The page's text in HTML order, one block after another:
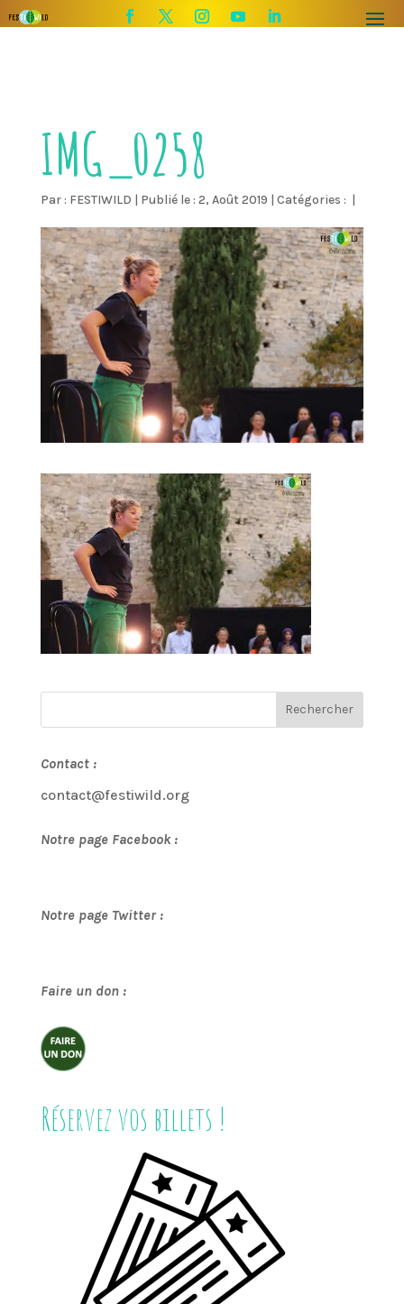
IMG_0258
Par : FESTIWILD | Publié le : 2, Août 2019 | Catégories : |
Contact :
contact@festiwild.org
Notre page Facebook :
Notre page Twitter :
Faire un don :
Réservez vos billets !